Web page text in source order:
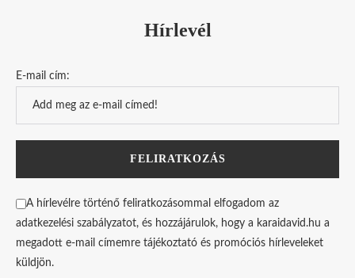
Hírlevél
E-mail cím:
A hírlevélre történő feliratkozásommal elfogadom az
adatkezelési szabályzatot, és hozzájárulok, hogy a karaidavid.hu a
megadott e-mail címemre tájékoztató és promóciós hírleveleket
küldjön.